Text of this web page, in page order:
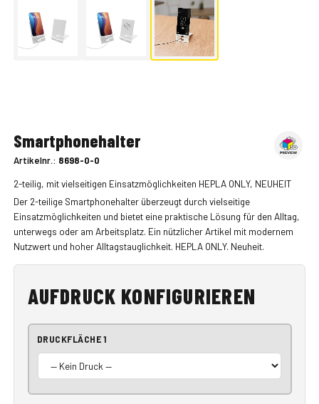
Smartphonehalter
Artikelnr.: 8698-0-0
2-teilig, mit vielseitigen Einsatzmöglichkeiten HEPLA ONLY, NEUHEIT
Der 2-teilige Smartphonehalter überzeugt durch vielseitige
Einsatzmöglichkeiten und bietet eine praktische Lösung für den Alltag,
unterwegs oder am Arbeitsplatz. Ein nützlicher Artikel mit modernem
Nutzwert und hoher Alltagstauglichkeit. HEPLA ONLY. Neuheit.
AUFDRUCK KONFIGURIEREN
DRUCKFLÄCHE 1